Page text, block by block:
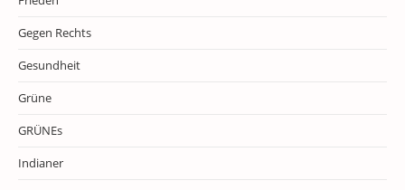
Gegen Rechts
Gesundheit
Grüne
GRÜNEs
Indianer